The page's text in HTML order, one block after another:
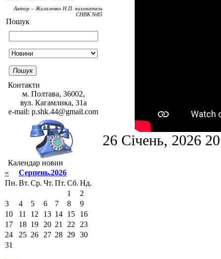
Автор – Жигаленко Н.П. вихователь
СНВК №85
Пошук
Пошук
Контакти
м. Полтава, 36002,
вул. Кагамлика, 31а
e-mail: p.shk.44@gmail.com
Календар новин
«
Серпень.2026
Пн. Вт. Ср. Чт. Пт. Сб. Нд.
1
2
3
4 5 6 7 8
9
10
11 12 13 14 15
16
17
18 19 20 21 22
23
24
25 26 27 28 29 30
31
26 Січень, 2026